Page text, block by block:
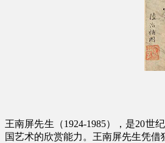
王南屏先生（1924-1985），是20
国艺术的欣赏能力。王南屏先生凭